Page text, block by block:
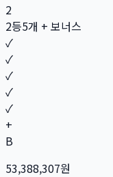
2
2등5개 + 보너스
✓
✓
✓
✓
✓
+
B
53,388,307원